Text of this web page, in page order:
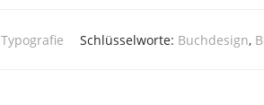
Typografie Schlüsselworte: Buchdesign,